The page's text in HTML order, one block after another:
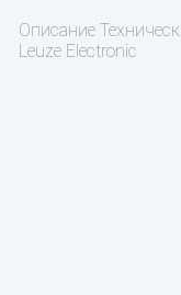
Описание
Leuze Electronic